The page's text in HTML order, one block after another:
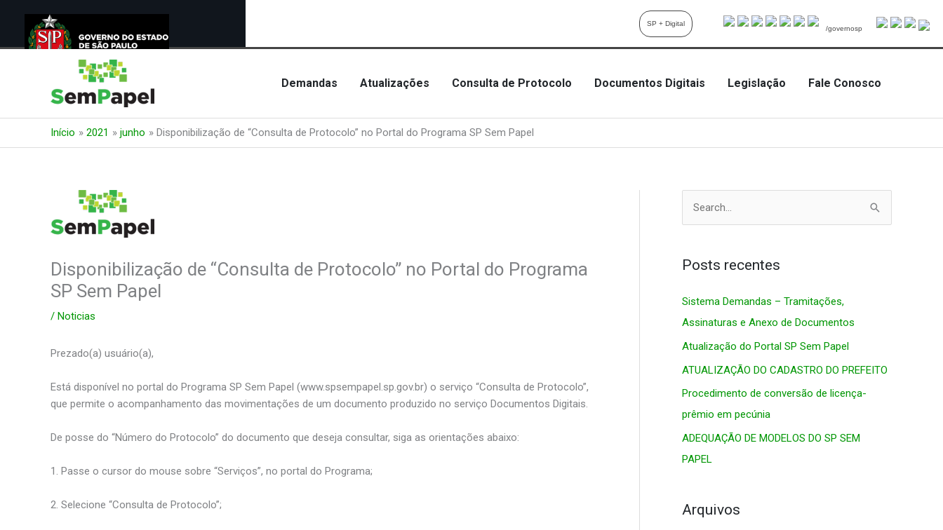
SP + Digital
/governosp
Demandas Atualizações Consulta de Protocolo Documentos Digitais Legislação Fale Conosco
Início 2021 junho Disponibilização de “Consulta de Protocolo” no Portal do Programa SP Sem Papel
Disponibilização de “Consulta de Protocolo” no Portal do Programa
SP Sem Papel
/ Noticias
Prezado(a) usuário(a),
Está disponível no portal do Programa SP Sem Papel (www.spsempapel.sp.gov.br) o serviço “Consulta de Protocolo”,
que permite o acompanhamento das movimentações de um documento produzido no serviço Documentos Digitais.
De posse do “Número do Protocolo” do documento que deseja consultar, siga as orientações abaixo:
1. Passe o cursor do mouse sobre “Serviços”, no portal do Programa;
2. Selecione “Consulta de Protocolo”;
q
i
s
a
r
p
o
:
Posts recentes
Sistema Demandas – Tramitações,
Assinaturas e Anexo de Documentos
Atualização do Portal SP Sem Papel
ATUALIZAÇÃO DO CADASTRO DO PREFEITO
Procedimento de conversão de licença-
prêmio em pecúnia
ADEQUAÇÃO DE MODELOS DO SP SEM
PAPEL
Arquivos